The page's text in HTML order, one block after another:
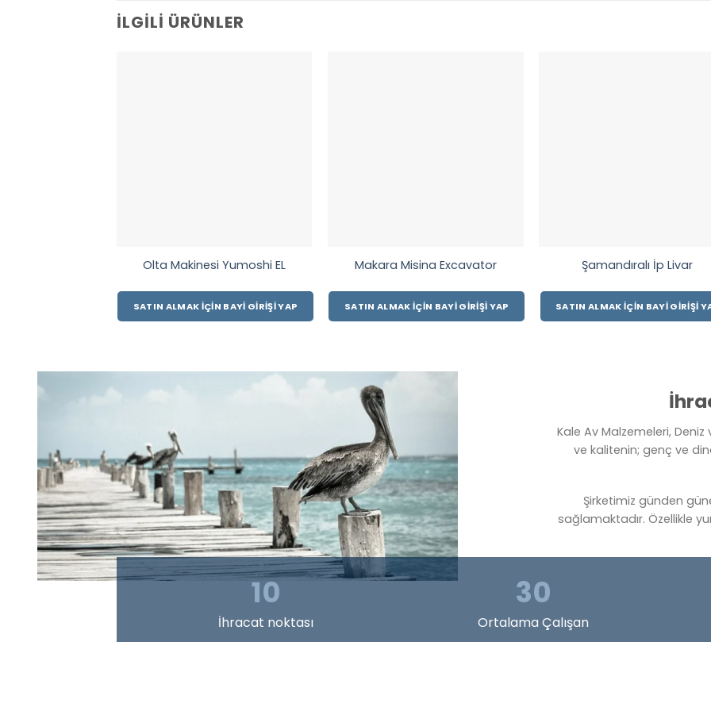
İLGILI ÜRÜNLER
Olta Makinesi Yumoshi EL
SATIN ALMAK İÇIN BAYI GIRIŞI YAP
Makara Misina Excavator
SATIN ALMAK İÇIN BAYI GIRIŞI YAP
Şamandıralı İp Livar
SATIN ALMAK İÇIN BAYI GIRIŞI
Kale Av Malzemeleri, Deniz
ve kalitenin; genç ve
Şirketimiz günden
sağlamaktadır. Özellikle
10
İhracat noktası
30
Ortalama Çalışan